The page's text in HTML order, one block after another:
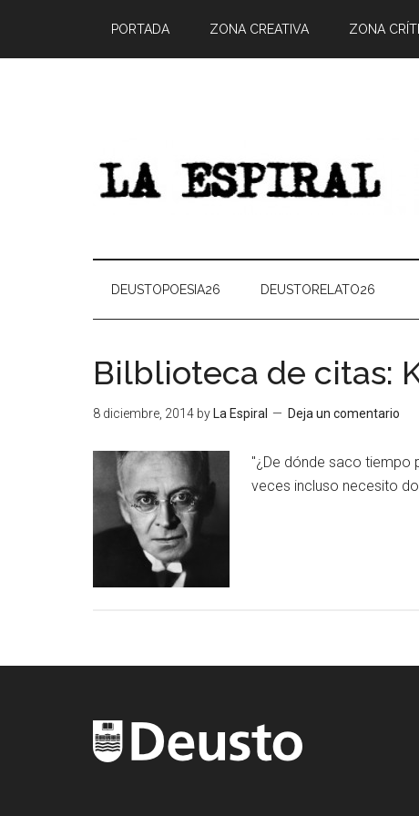
PORTADA ZONA CREATIVA ZONA
DEUSTOPOESIA26 DEUSTORELATO26
Bilblioteca de citas:
8 diciembre, 2014 by La Espiral Deja un comentario
"¿De dónde saco tiempo
veces incluso necesito